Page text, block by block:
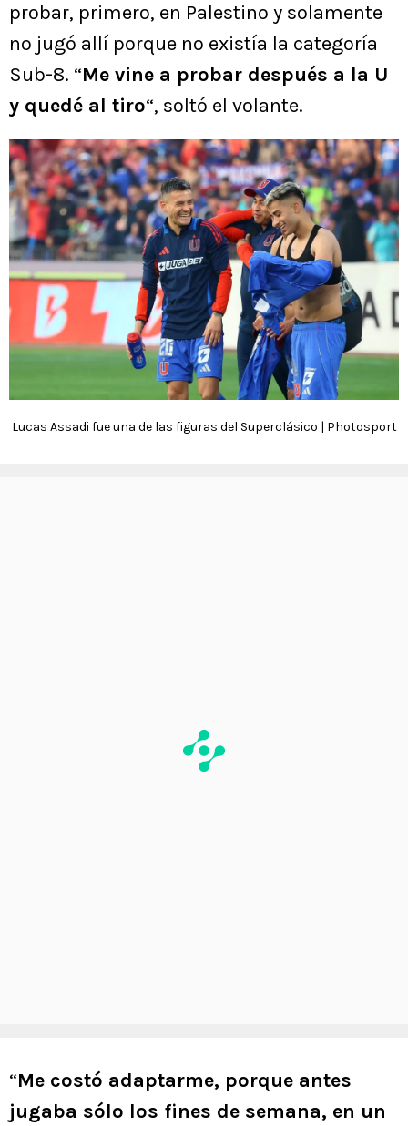
probar, primero, en Palestino y solamente
no jugó allí porque no existía la categoría
Sub-8. “Me vine a probar después a la U
y quedé al tiro“, soltó el volante.
Lucas Assadi fue una de las figuras del Superclásico | Photosport
“Me costó adaptarme, porque antes
jugaba sólo los fines de semana, en un